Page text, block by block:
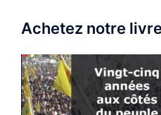
Achetez notre livre